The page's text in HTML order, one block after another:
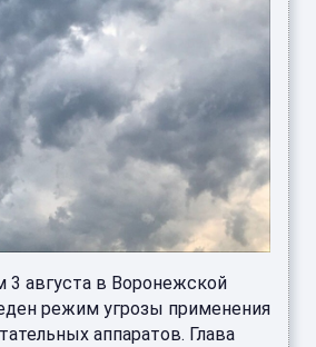
3 августа в Воронежской
режим угрозы применения
аппаратов. Глава